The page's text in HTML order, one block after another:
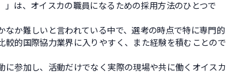
は、オイスカの職員になるための採用方法のひとつで
か難しいと言われている中で、選考の時点で特に専門的
較的国際協力業界に入りやすく、また経験を積むことので
に参加し、活動だけでなく実際の現場や共に働くオイスカ